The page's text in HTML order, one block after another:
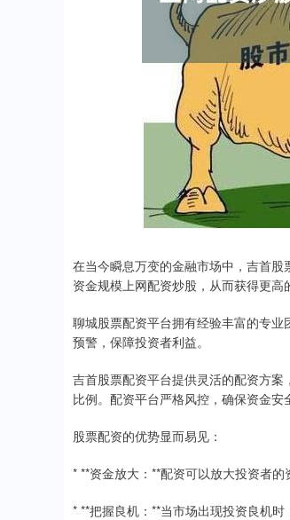
在当今瞬息万变的金融市场中，吉首
资金规模上网配资炒股，从而获得更高
聊城股票配资平台拥有经验丰富的专
预警，保障投资者利益。
吉首股票配资平台提供灵活的配资方
比例。配资平台严格风控，确保资金安
股票配资的优势显而易见：
* **资金放大：**配资可以放大投资者的
* **把握良机：**当市场出现投资良机